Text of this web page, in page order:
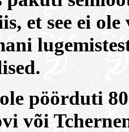
et see ei
pöörduti
või